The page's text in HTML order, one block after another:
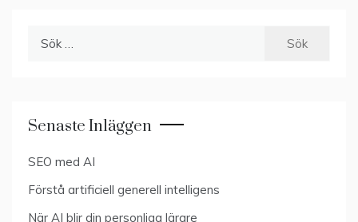
Senaste Inläggen
SEO med AI
Förstå artificiell generell intelligens
När AI blir din personliga lärare